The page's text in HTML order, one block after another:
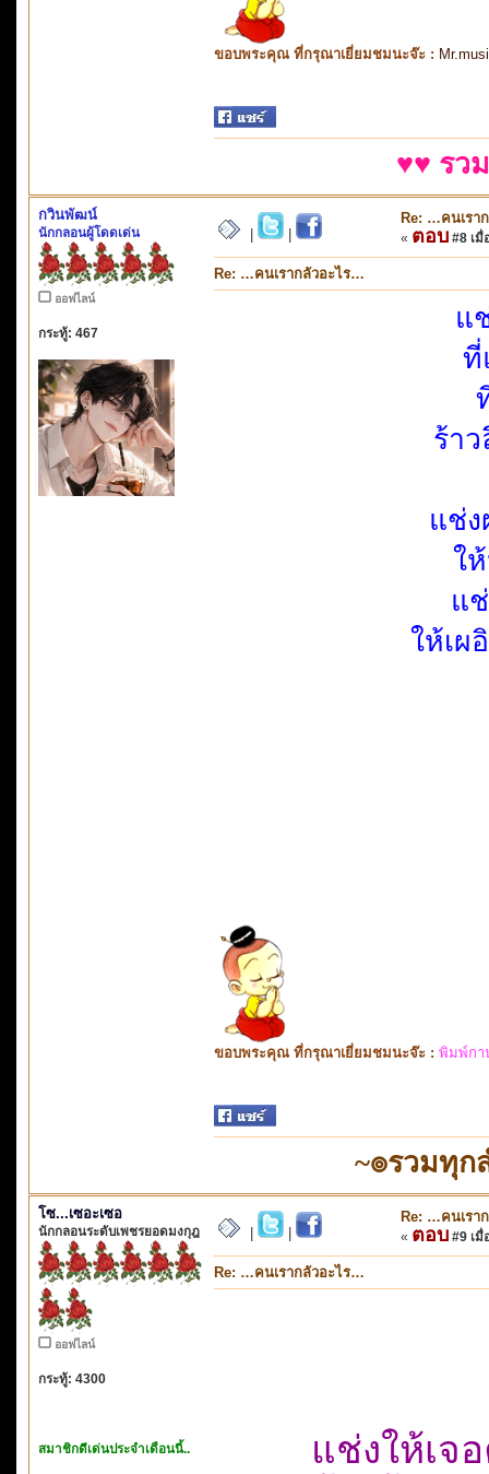
ขอบพระคุณ ที่กรุณาเยี่ยมชมนะจ๊ะ :
♥♥ รว
กวินพัฒน์
นักกลอนผู้โดดเด่น
ออฟไลน์
กระทู้: 467
Re: …คนเรา
« ตอบ #8 เมื่
Re: …คนเรากลัวอะไร…
แ
ที่
ร้าว
แช่
ใ
แ
ให้เผ
ขอบพระคุณ ที่กรุณาเยี่ยมชมนะจ๊ะ : พิมพ์กา
~๏รวมทุ
โซ...เซอะเซอ
นักกลอนระดับเพชรยอดมงกุฎ
ออฟไลน์
กระทู้: 4300
สมาชิกดีเด่นประจำเดือนนี้..
Re: …คนเรา
« ตอบ #9 เมื่
Re: …คนเรากลัวอะไร…
แช่งให้เจ